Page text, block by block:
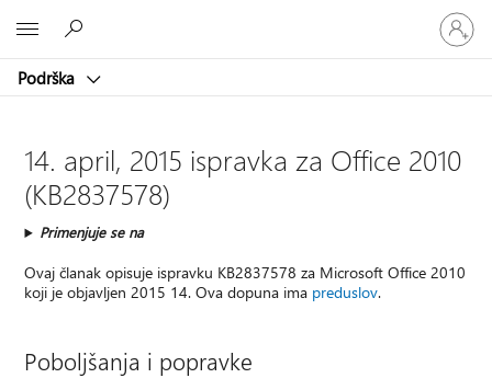
Podrška
Prijavite
se
na
14. april, 2015 ispravka za Office 2010
(KB2837578)
Primenjuje se na
Ovaj članak opisuje ispravku KB2837578 za Microsoft Office 2010
koji je objavljen 2015 14. Ova dopuna ima preduslov.
Poboljšanja i popravke